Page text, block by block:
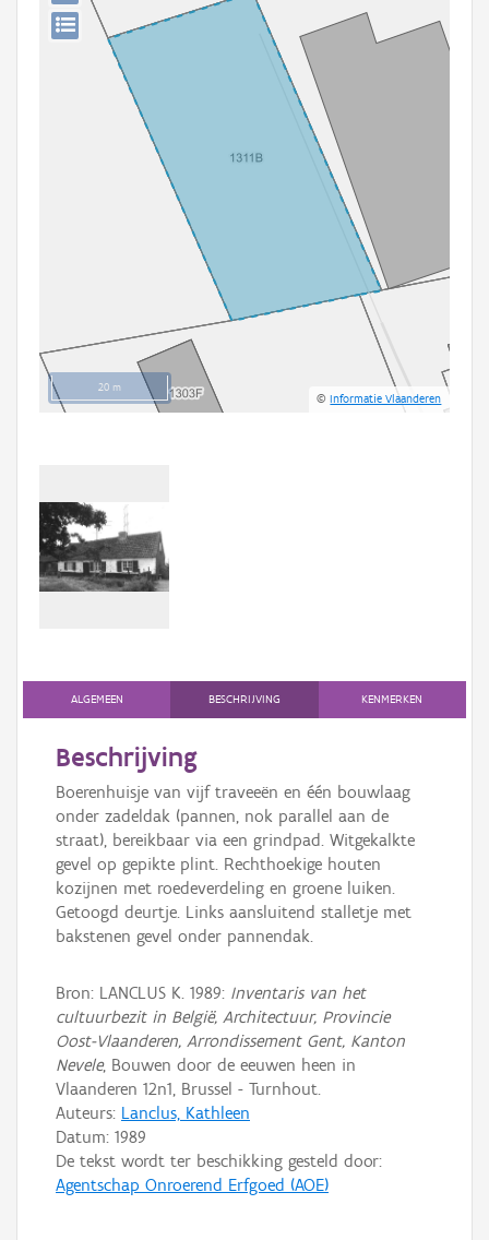
20 m
©Informatie Vlaanderen
ALGEMEEN BESCHRIJVING KENMERKEN
Beschrijving
Boerenhuisje van vijf traveeën en één bouwlaag
onder zadeldak (pannen, nok parallel aan de
straat), bereikbaar via een grindpad. Witgekalkte
gevel op gepikte plint. Rechthoekige houten
kozijnen met roedeverdeling en groene luiken.
Getoogd deurtje. Links aansluitend stalletje met
bakstenen gevel onder pannendak.
Bron: LANCLUS K. 1989: Inventaris van het
cultuurbezit in België, Architectuur, Provincie
Oost-Vlaanderen, Arrondissement Gent, Kanton
Nevele, Bouwen door de eeuwen heen in
Vlaanderen 12n1, Brussel - Turnhout.
Auteurs: Lanclus, Kathleen
Datum: 1989
De tekst wordt ter beschikking gesteld door:
Agentschap Onroerend Erfgoed (AOE)